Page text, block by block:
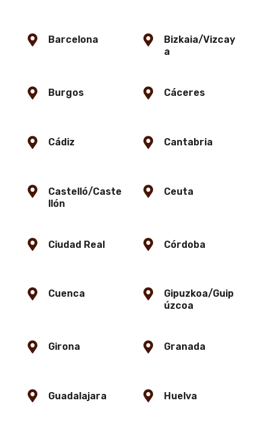
Barcelona
Bizkaia/Vizcay
a
Burgos Cáceres
Cádiz Cantabria
Castelló/Caste
llón
Ceuta
Ciudad Real Córdoba
Cuenca
Gipuzkoa/Guip
úzcoa
Girona Granada
Guadalajara Huelva